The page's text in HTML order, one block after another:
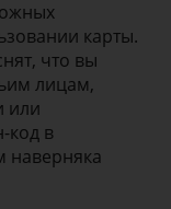
карты.
что вы
лицам,
или
код в
наверняка